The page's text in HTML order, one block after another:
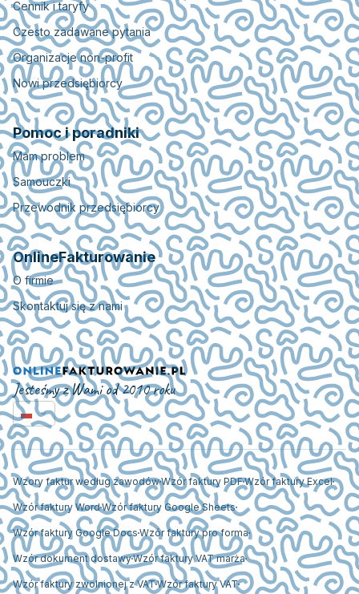
Cennik i taryfy
Czesto zadawane pytania
Organizacje non-profit
Nowi przedsiębiorcy
Pomoc i poradniki
Mam problem
Samouczki
Przewodnik przedsiębiorcy
OnlineFakturowanie
O firmie
Skontaktuj się z nami
Jesteśmy z Wami od 2010 roku
Wzory faktur według zawodówWzór faktury PDFWzór faktury Excel
Wzór faktury WordWzór faktury Google Sheets
Wzór faktury Google Docs Wzór faktury pro forma
Wzór dokument dostawyWzór faktury VAT marża
Wzór faktury zwolnionej z VATWzór faktury VAT